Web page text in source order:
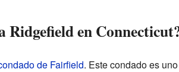
Ridgefield en
de Fairfield. Este condado es